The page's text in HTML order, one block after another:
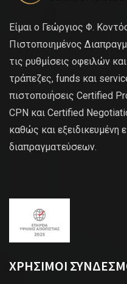
Είμαι ο Γεώργιος Φ.
Πιστοποιημένος
τις ρυθμίσεις οφειλών
τράπεζες, funds και
πιστοποιήσεις Certified
CPN και Certified
καθώς και εξειδικευμένη
διαπραγματεύσεων.
ΧΡΗΣΙΜΟΙ